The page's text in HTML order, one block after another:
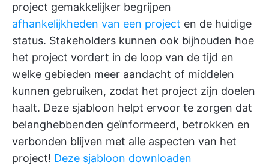
project gemakkelijker begrijpen
afhankelijkheden van een project en de huidige
status. Stakeholders kunnen ook bijhouden hoe
het project vordert in de loop van de tijd en
welke gebieden meer aandacht of middelen
kunnen gebruiken, zodat het project zijn doelen
haalt. Deze sjabloon helpt ervoor te zorgen dat
belanghebbenden geïnformeerd, betrokken en
verbonden blijven met alle aspecten van het
project! Deze sjabloon downloaden